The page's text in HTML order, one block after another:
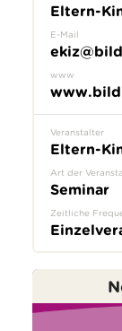
Eltern-
E-Mail
www
Veranstalter
Eltern-
Art der
Seminar
Zeitliche